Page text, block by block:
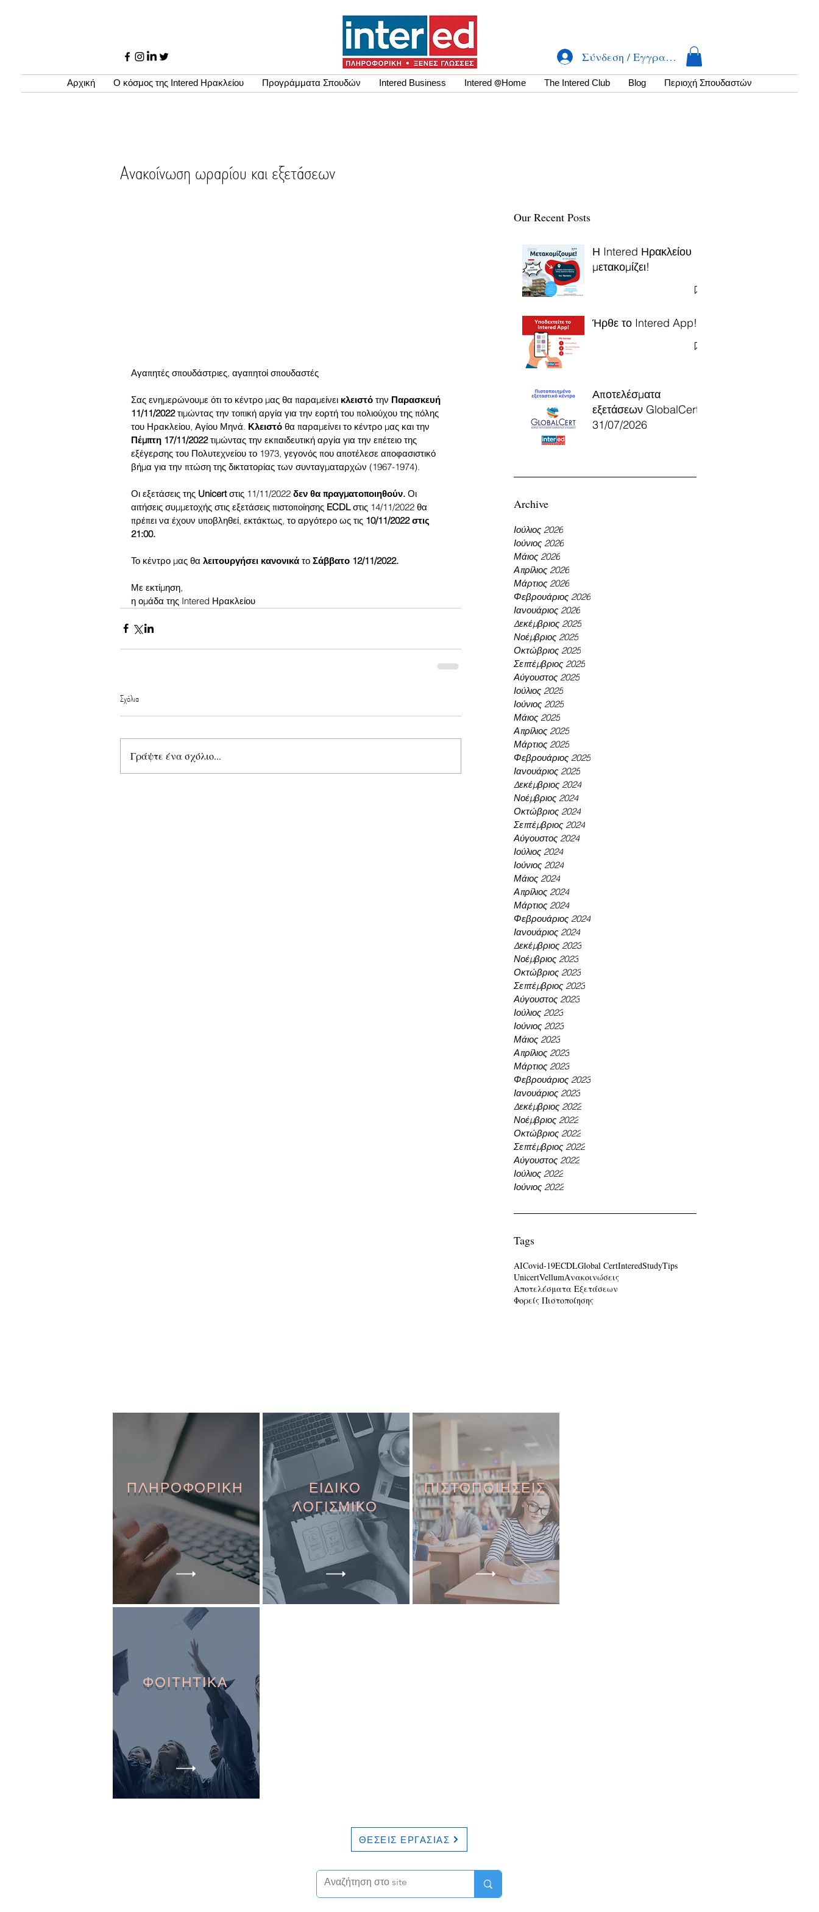
Σύνδεση / Εγγραφή
Αρχική Ο κόσμος της Intered Ηρακλείου Προγράμματα Σπουδών Intered Business Intered @Home The Intered Club Βlog Περιοχή Σπουδαστών
Our Recent Posts
Η Intered Ηρακλείου
μετακομίζει!
Ήρθε το Intered App!
Αποτελέσματα
εξετάσεων GlobalCert
31/07/2026
Archive
Ιούλιος 2026
Ιούνιος 2026
Μάιος 2026
Απρίλιος 2026
Μάρτιος 2026
Φεβρουάριος 2026
Ιανουάριος 2026
Δεκέμβριος 2025
Νοέμβριος 2025
Οκτώβριος 2025
Σεπτέμβριος 2025
Αύγουστος 2025
Ιούλιος 2025
Ιούνιος 2025
Μάιος 2025
Απρίλιος 2025
Μάρτιος 2025
Φεβρουάριος 2025
Ιανουάριος 2025
Δεκέμβριος 2024
Νοέμβριος 2024
Οκτώβριος 2024
Σεπτέμβριος 2024
Αύγουστος 2024
Ιούλιος 2024
Ιούνιος 2024
Μάιος 2024
Απρίλιος 2024
Μάρτιος 2024
Φεβρουάριος 2024
Ιανουάριος 2024
Δεκέμβριος 2023
Νοέμβριος 2023
Οκτώβριος 2023
Σεπτέμβριος 2023
Αύγουστος 2023
Ιούλιος 2023
Ιούνιος 2023
Μάιος 2023
Απρίλιος 2023
Μάρτιος 2023
Φεβρουάριος 2023
Ιανουάριος 2023
Δεκέμβριος 2022
Νοέμβριος 2022
Οκτώβριος 2022
Σεπτέμβριος 2022
Αύγουστος 2022
Ιούλιος 2022
Ιούνιος 2022
Tags
AICovid-19ECDLGlobal CertInteredStudyTips
UnicertVellumΑνακοινώσεις
Αποτελέσματα Εξετάσεων
Φορείς Πιστοποίησης
Ανακοίνωση ωραρίου και εξετάσεων
Αγαπητές σπουδάστριες, αγαπητοί σπουδαστές
Σας ενημερώνουμε ότι το κέντρο μας θα παραμείνει κλειστό την Παρασκευή
11/11/2022 τιμώντας την τοπική αργία για την εορτή του πολιούχου της πόλης
του Ηρακλείου, Αγίου Μηνά. Κλειστό θα παραμείνει το κέντρο μας και την
Πέμπτη 17/11/2022 τιμώντας την εκπαιδευτική αργία για την επέτειο της
εξέγερσης του Πολυτεχνείου το 1973, γεγονός που αποτέλεσε αποφασιστικό
βήμα για την πτώση της δικτατορίας των συνταγματαρχών (1967-1974).
Οι εξετάσεις της Unicert στις 11/11/2022 δεν θα πραγματοποιηθούν. Οι
αιτήσεις συμμετοχής στις εξετάσεις πιστοποίησης ECDL στις 14/11/2022 θα
πρέπει να έχουν υποβληθεί, εκτάκτως, το αργότερο ως τις 10/11/2022 στις
21:00.
Το κέντρο μας θα λειτουργήσει κανονικά το Σάββατο 12/11/2022.
Με εκτίμηση,
η ομάδα της Intered Ηρακλείου
Σχόλια
Γράψτε ένα σχόλιο...
ΠΛΗΡΟΦΟΡΙΚΗ
ΕΙΔΙΚΟ
ΛΟΓΙΣΜΙΚΟ
ΠΙΣΤΟΠΟΙΗΣΕΙΣ
ΦΟΙΤΗΤΙΚΑ
ΘΕΣΕΙΣ ΕΡΓΑΣΙΑΣ